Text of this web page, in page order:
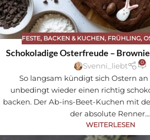
FESTE, BACKEN & KUCHEN, FRÜHLING,
Schokoladige Osterfreude –
Svenni_liebt 0
So langsam kündigt sich Ostern
unbedingt wieder einen richtig
backen. Der Ab-ins-Beet-Kuchen mit
der absolute
WEITERLESEN